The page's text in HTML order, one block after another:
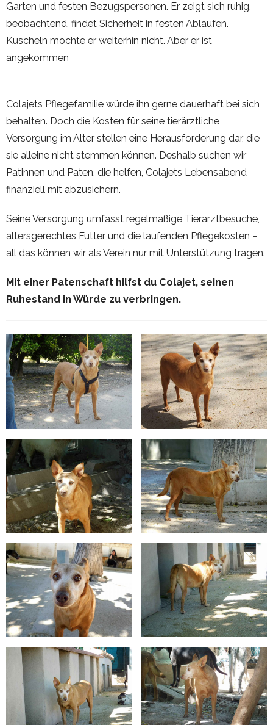
Garten und festen Bezugspersonen. Er zeigt sich ruhig,
beobachtend, findet Sicherheit in festen Abläufen.
Kuscheln möchte er weiterhin nicht. Aber er ist
angekommen
Colajets Pflegefamilie würde ihn gerne dauerhaft bei sich
behalten. Doch die Kosten für seine tierärztliche
Versorgung im Alter stellen eine Herausforderung dar, die
sie alleine nicht stemmen können. Deshalb suchen wir
Patinnen und Paten, die helfen, Colajets Lebensabend
finanziell mit abzusichern.
Seine Versorgung umfasst regelmäßige Tierarztbesuche,
altersgerechtes Futter und die laufenden Pflegekosten –
all das können wir als Verein nur mit Unterstützung tragen.
Mit einer Patenschaft hilfst du Colajet, seinen
Ruhestand in Würde zu verbringen.